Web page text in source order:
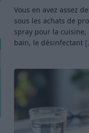
Vous en avez assez
sous les achats de
spray pour la
bain, le désinfectant